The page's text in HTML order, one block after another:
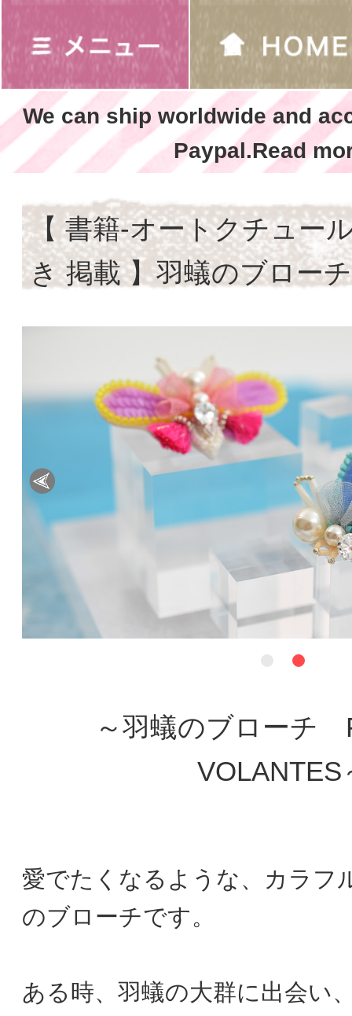
We can ship worldwide and
Paypal.Read
【 書籍-オートクチュー
き 掲載 】羽蟻のブローチ
～羽蟻のブローチ
VOLANTES
愛でたくなるような、カラフ
のブローチです。
ある時、羽蟻の大群に出会い